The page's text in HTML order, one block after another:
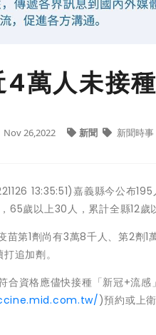
4萬人未接
Nov 26,2022 新聞 新聞時事
13:35:51)嘉義縣今公布
65歲以上30人，累計全縣12歲
苗第1劑尚有3萬8千人、第2劑
追加劑。
合資格應儘快接種「新冠+流
)預約或上